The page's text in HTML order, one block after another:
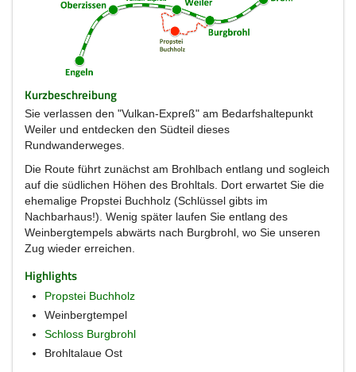
Kurzbeschreibung
Sie verlassen den "Vulkan-Expreß" am Bedarfshaltepunkt
Weiler und entdecken den Südteil dieses
Rundwanderweges.
Die Route führt zunächst am Brohlbach entlang und sogleich
auf die südlichen Höhen des Brohltals. Dort erwartet Sie die
ehemalige Propstei Buchholz (Schlüssel gibts im
Nachbarhaus!). Wenig später laufen Sie entlang des
Weinbergtempels abwärts nach Burgbrohl, wo Sie unseren
Zug wieder erreichen.
Highlights
Propstei Buchholz
Weinbergtempel
Schloss Burgbrohl
Brohltalaue Ost